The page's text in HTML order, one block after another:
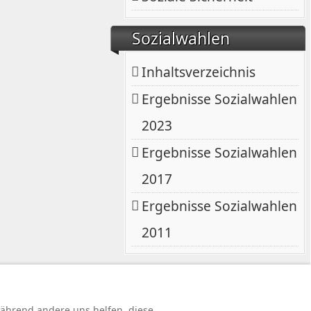
Sozialwahlen
Inhaltsverzeichnis
Ergebnisse Sozialwahlen
2023
Ergebnisse Sozialwahlen
2017
Ergebnisse Sozialwahlen
2011